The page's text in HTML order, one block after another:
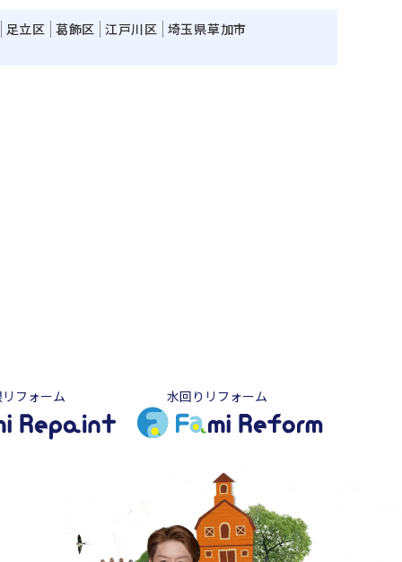
足立区 葛飾区 江戸川区 埼玉県草加市
フォーム 水回りリフォーム